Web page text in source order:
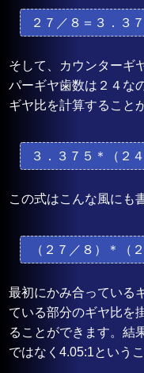
２７／８＝３．３
そして、カウンターギ
パーギヤ歯数は２４な
ギヤ比を計算すること
３．３７５＊（２
この式はこんな風にも
（２７／８）＊（
最初にかみ合っている
ている部分のギヤ比を
ることができます。結
ではなく4.05:1という